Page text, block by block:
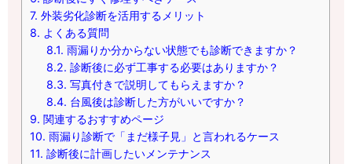
7. 外装劣化診断を活用するメリット
8. よくある質問
8.1. 雨漏りか分からない状態でも診断できますか？
8.2. 診断後に必ず工事する必要はありますか？
8.3. 写真付きで説明してもらえますか？
8.4. 台風後は診断した方がいいですか？
9. 関連するおすすめページ
10. 雨漏り診断で「まだ様子見」と言われるケース
11. 診断後に計画したいメンテナンス